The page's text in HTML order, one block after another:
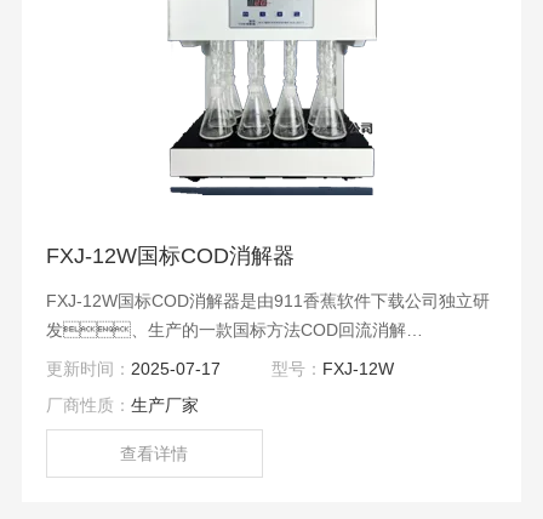
FXJ-12W国标COD消解器
FXJ-12W国标COD消解器是由911香蕉软件下载公司独立研
发、生产的一款国标方法COD回流消解
器，是根据中华人民共和国环境保护标准“HJ 828-
研制的实用新型国标COD消解器，适用于地表
水、生活污水和工业废水中化学需氧量的测
定。
更新时间： 2025-07-17 型号： FXJ-12W
厂商性质： 生产厂家
查看详情